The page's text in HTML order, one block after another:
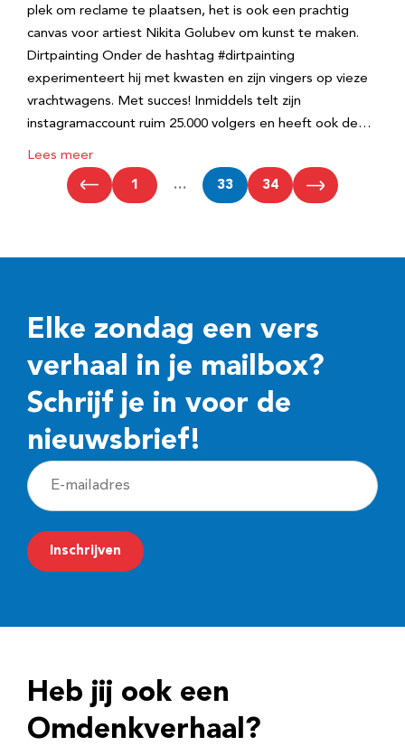
plek om reclame te plaatsen, het is ook een prachtig
canvas voor artiest Nikita Golubev om kunst te maken.
Dirtpainting Onder de hashtag #dirtpainting
experimenteert hij met kwasten en zijn vingers op vieze
vrachtwagens. Met succes! Inmiddels telt zijn
instagramaccount ruim 25.000 volgers en heeft ook de…
Lees meer
1 … 33 34
Elke zondag een vers
verhaal in je mailbox?
Schrijf je in voor de
nieuwsbrief!
E
-
m
a
r
e
Inschrijven
Heb jij ook een
Omdenkverhaal?